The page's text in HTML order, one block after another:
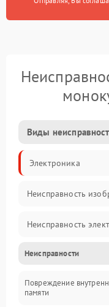
Виды
Электроника
Неисправность
Неисправность
Электропитание
Матрица
Неисправности
Повреждение
памяти